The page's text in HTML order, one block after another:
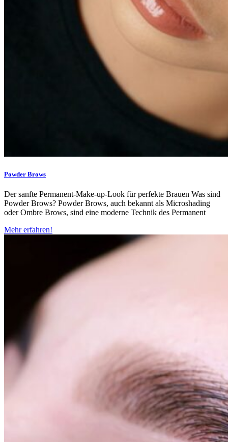
Powder Brows
Der sanfte Permanent-Make-up-Look für perfekte Brauen Was sind
Powder Brows? Powder Brows, auch bekannt als Microshading
oder Ombre Brows, sind eine moderne Technik des Permanent
Mehr erfahren!